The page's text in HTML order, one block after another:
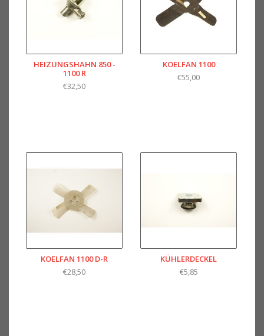
HEIZUNGSHAHN 850 -
1100 R
€32,50
KOELFAN 1100
€55,00
KOELFAN 1100 D-R
€28,50
KÜHLERDECKEL
€5,85